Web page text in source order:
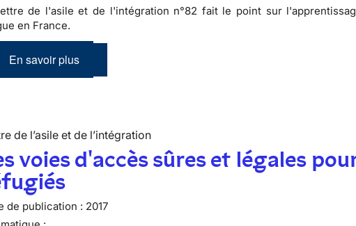
de l'asile et de l'intégration n°82 fait le point sur
en France.
En savoir plus
de l’asile et de l’intégration
voies d'accès sûres et légales
de publication : 2017